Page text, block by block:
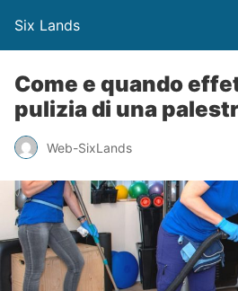
Six Lands
Come e quando
pulizia di una
Web-SixLands